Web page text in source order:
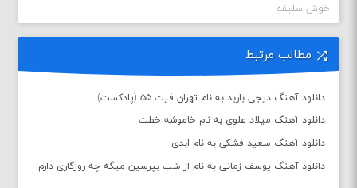
خوش سلیقه
مطالب مرتبط
دانلود آهنگ دیجی باربد به نام تهران فیت ۵۵ (پادکست)
دانلود آهنگ میلاد علوی به نام خاموشه خطت
دانلود آهنگ سعید فشکی به نام ابدی
دانلود آهنگ یوسف زمانی به نام از شب بپرسین میگه چه روزگاری دارم